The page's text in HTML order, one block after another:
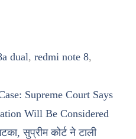
dual, redmi note 8,
Supreme Court Says
Will Be Considered
सुप्रीम कोर्ट ने टाली